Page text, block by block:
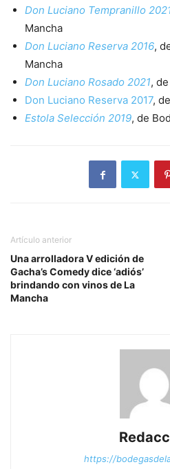
Don Luciano Tempranillo
Mancha
Don Luciano Reserva 2016,
Mancha
Don Luciano Rosado 2021,
Don Luciano Reserva 2017,
Estola Selección 2019, de
Artículo anterior
Una arrolladora V edición de
Gacha’s Comedy dice ‘adiós’
brindando con vinos de La
Mancha
https://